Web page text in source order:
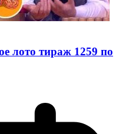
лото тираж 1259 по